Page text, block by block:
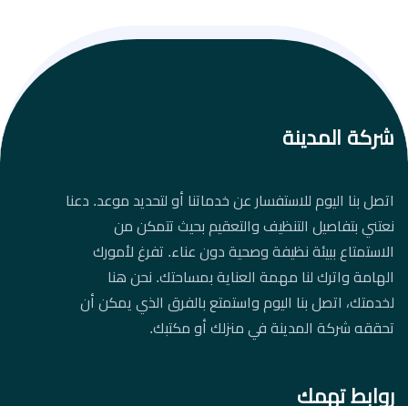
شركة المدينة
اتصل بنا اليوم للاستفسار عن خدماتنا أو لتحديد موعد. دعنا
نعتني بتفاصيل التنظيف والتعقيم بحيث تتمكن من
الاستمتاع ببيئة نظيفة وصحية دون عناء. تفرغ لأمورك
الهامة واترك لنا مهمة العناية بمساحتك. نحن هنا
لخدمتك، اتصل بنا اليوم واستمتع بالفرق الذي يمكن أن
تحققه شركة المدينة في منزلك أو مكتبك.
روابط تهمك